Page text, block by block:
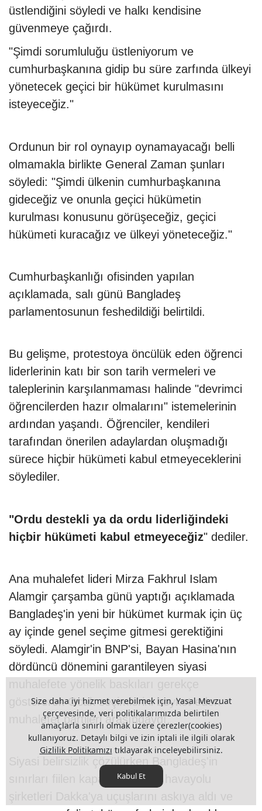
üstlendiğini söyledi ve halkı kendisine
güvenmeye çağırdı.
"Şimdi sorumluluğu üstleniyorum ve
cumhurbaşkanına gidip bu süre zarfında ülkeyi
yönetecek geçici bir hükümet kurulmasını
isteyeceğiz."
Ordunun bir rol oynayıp oynamayacağı belli
olmamakla birlikte General Zaman şunları
söyledi: "Şimdi ülkenin cumhurbaşkanına
gideceğiz ve onunla geçici hükümetin
kurulması konusunu görüşeceğiz, geçici
hükümeti kuracağız ve ülkeyi yöneteceğiz."
Cumhurbaşkanlığı ofisinden yapılan
açıklamada, salı günü Bangladeş
parlamentosunun feshedildiği belirtildi.
Bu gelişme, protestoya öncülük eden öğrenci
liderlerinin katı bir son tarih vermeleri ve
taleplerinin karşılanmaması halinde "devrimci
öğrencilerden hazır olmalarını" istemelerinin
ardından yaşandı. Öğrenciler, kendileri
tarafından önerilen adaylardan oluşmadığı
sürece hiçbir hükümeti kabul etmeyeceklerini
söylediler.
"Ordu destekli ya da ordu liderliğindeki
hiçbir hükümeti kabul etmeyeceğiz" dediler.
Ana muhalefet lideri Mirza Fakhrul Islam
Alamgir çarşamba günü yaptığı açıklamada
Bangladeş'in yeni bir hükümet kurmak için üç
ay içinde genel seçime gitmesi gerektiğini
söyledi. Alamgir'in BNP'si, Bayan Hasina'nın
dördüncü dönemini garantileyen siyasi
göstererek Ocak seçimlerini boykot eden
muhalefet partileri arasındaydı.
sınırları fiilen kapatıldı; büyük havayolu
Size daha iyi hizmet verebilmek için, Yasal Mevzuat
çerçevesinde, veri politikalarımızda belirtilen
amaçlarla sınırlı olmak üzere çerezler(cookies)
kullanıyoruz. Detaylı bilgi ve izin iptali ile ilgili olarak
Gizlilik Politikamızı tıklayarak inceleyebilirsiniz.
Kabul Et